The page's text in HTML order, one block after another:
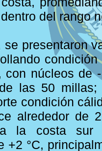
del rango
presentaron
con núcleos de
las 50 millas;
condición
alrededor de
la costa sur
+2 °C,